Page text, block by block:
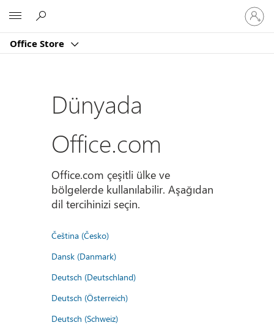
Office Store
oturum
açın
Dünyada
Office.com
Office.com çeşitli ülke ve
bölgelerde kullanılabilir. Aşağıdan
dil tercihinizi seçin.
Čeština (Česko)
Dansk (Danmark)
Deutsch (Deutschland)
Deutsch (Österreich)
Deutsch (Schweiz)